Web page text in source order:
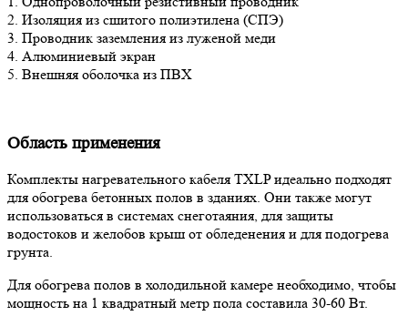
2. Изоляция из сшитого полиэтилена (СПЭ)
3. Проводник заземления из луженой меди
4. Алюминиевый экран
5. Внешняя оболочка из ПВХ
Область применения
Комплекты нагревательного кабеля TXLP идеально подходят
для обогрева бетонных полов в зданиях. Они также могут
использоваться в системах снеготаяния, для защиты
водостоков и желобов крыш от обледенения и для подогрева
грунта.
Для обогрева полов в холодильной камере необходимо, чтобы
мощность на 1 квадратный метр пола составила 30-60 Вт.